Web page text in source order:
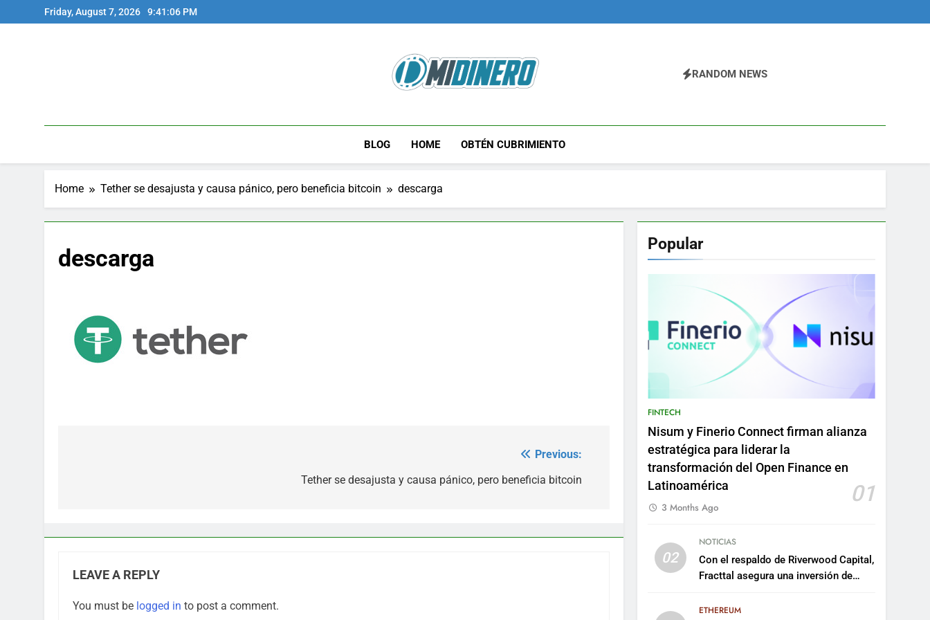
to
Friday, August 7, 2026 9:41:06 PM
Midinero.co
RANDOM NEWS
BLOG HOME OBTÉN CUBRIMIENTO
Home Tether se desajusta y causa pánico, pero beneficia bitcoin descarga
descarga
Previous:
Tether se desajusta y causa pánico, pero beneficia bitcoin
LEAVE A REPLY
You must be logged in to post a comment.
Popular
FINTECH
Nisum y Finerio Connect firman alianza
estratégica para liderar la
transformación del Open Finance en
Latinoamérica
01
3 Months Ago
02
NOTICIAS
Con el respaldo de Riverwood Capital,
Fracttal asegura una inversión de
plataforma
ETHEREUM